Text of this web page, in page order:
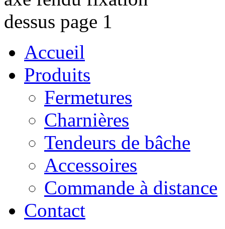
Accueil
Produits
Fermetures
Charnières
Tendeurs de bâche
Accessoires
Commande à distance
Contact